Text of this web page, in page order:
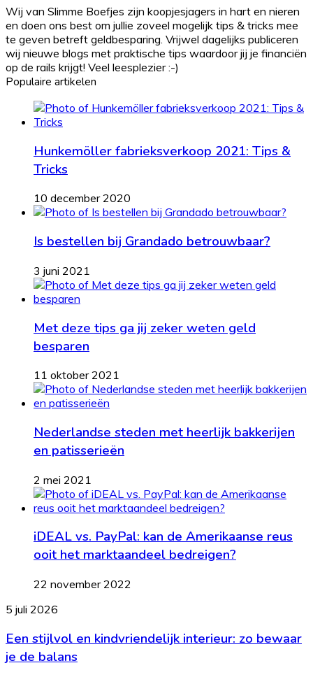
Wij van Slimme Boefjes zijn koopjesjagers in hart en nieren
en doen ons best om jullie zoveel mogelijk tips & tricks mee
te geven betreft geldbesparing. Vrijwel dagelijks publiceren
wij nieuwe blogs met praktische tips waardoor jij je financiën
op de rails krijgt! Veel leesplezier :-)
Populaire artikelen
Hunkemöller fabrieksverkoop 2021: Tips &
Tricks
10 december 2020
Is bestellen bij Grandado betrouwbaar?
3 juni 2021
Met deze tips ga jij zeker weten geld
besparen
11 oktober 2021
Nederlandse steden met heerlijk bakkerijen
en patisserieën
2 mei 2021
iDEAL vs. PayPal: kan de Amerikaanse reus
ooit het marktaandeel bedreigen?
22 november 2022
Een
en
kindvriendelijk
interieur:
5 juli 2026
Een stijlvol en kindvriendelijk interieur: zo bewaar
je de balans